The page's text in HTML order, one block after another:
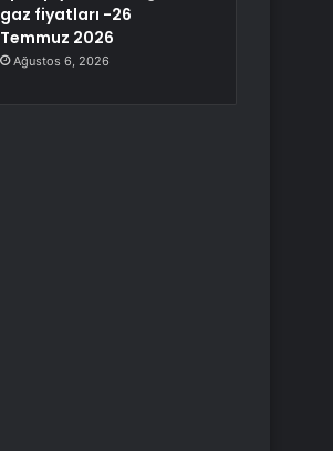
gaz fiyatları -26
Temmuz 2026
Ağustos 6, 2026